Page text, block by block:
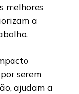
melhores
a
serem
ajudam a